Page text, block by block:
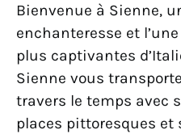
Bienvenue à Sienne,
enchanteresse et
plus captivantes
Sienne vous
travers le temps avec
places pittoresques